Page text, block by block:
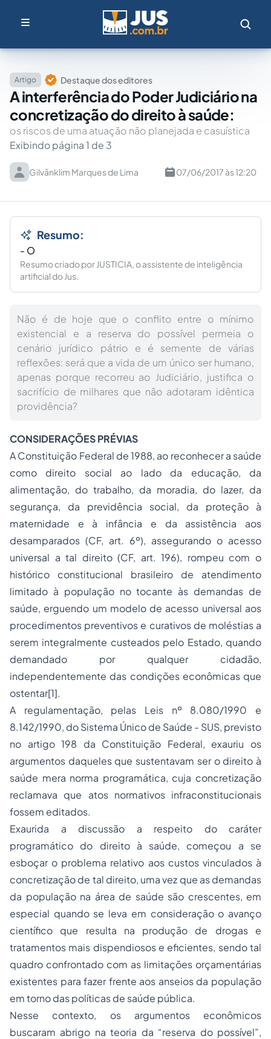
Artigo Destaque dos editores
A interferência do Poder Judiciário na
concretização do direito à saúde:
os riscos de uma atuação não planejada e casuística
Exibindo página 1 de 3
Gilvânklim Marques de Lima 07/06/2017 às 12:20
Resumo:
- O
Resumo criado por JUSTICIA, o assistente de inteligência
artificial do Jus.
Não é de hoje que o conflito entre o mínimo
existencial e a reserva do possível permeia o
cenário jurídico pátrio e é semente de várias
reflexões: será que a vida de um único ser humano,
apenas porque recorreu ao Judiciário, justifica o
sacrifício de milhares que não adotaram idêntica
providência?
CONSIDERAÇÕES PRÉVIAS
A Constituição Federal de 1988, ao reconhecer a saúde
como direito social ao lado da educação, da
alimentação, do trabalho, da moradia, do lazer, da
segurança, da previdência social, da proteção à
maternidade e à infância e da assistência aos
desamparados (CF, art. 6º), assegurando o acesso
universal a tal direito (CF, art. 196), rompeu com o
histórico constitucional brasileiro de atendimento
limitado à população no tocante às demandas de
saúde, erguendo um modelo de acesso universal aos
procedimentos preventivos e curativos de moléstias a
serem integralmente custeados pelo Estado, quando
demandado por qualquer cidadão,
independentemente das condições econômicas que
ostentar[1].
A regulamentação, pelas Leis nº 8.080/1990 e
8.142/1990, do Sistema Único de Saúde - SUS, previsto
no artigo 198 da Constituição Federal, exauriu os
argumentos daqueles que sustentavam ser o direito à
saúde mera norma programática, cuja concretização
reclamava que atos normativos infraconstitucionais
fossem editados.
Exaurida a discussão a respeito do caráter
programático do direito à saúde, começou a se
esboçar o problema relativo aos custos vinculados à
concretização de tal direito, uma vez que as demandas
da população na área de saúde são crescentes, em
especial quando se leva em consideração o avanço
científico que resulta na produção de drogas e
tratamentos mais dispendiosos e eficientes, sendo tal
quadro confrontado com as limitações orçamentárias
existentes para fazer frente aos anseios da população
em torno das políticas de saúde pública.
Nesse contexto, os argumentos econômicos
buscaram abrigo na teoria da “reserva do possível”,